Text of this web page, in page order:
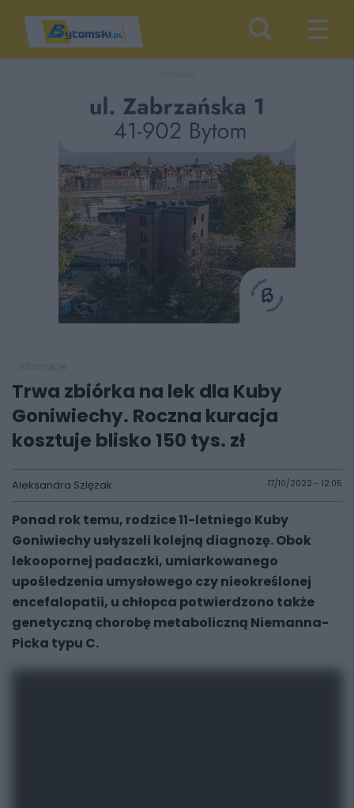
Trwa zbiórka na lek dla Kuby
Goniwiechy. Roczna kuracja
kosztuje blisko 150 tys. zł
Aleksandra Szlęzak 17/10/2022 - 12:05
Ponad rok temu, rodzice 11-letniego Kuby
Goniwiechy usłyszeli kolejną diagnozę. Obok
lekoopornej padaczki, umiarkowanego
upośledzenia umysłowego czy nieokreślonej
encefalopatii, u chłopca potwierdzono także
genetyczną chorobę metaboliczną Niemanna-
Picka typu C.